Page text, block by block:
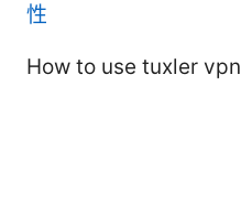
性
How to use tuxler vpn